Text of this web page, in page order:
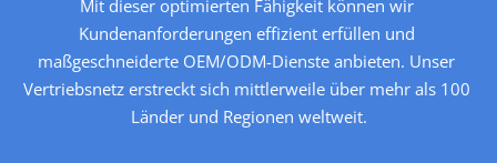
Mit dieser optimierten Fähigkeit können wir
Kundenanforderungen effizient erfüllen und
maßgeschneiderte OEM/ODM-Dienste anbieten. Unser
Vertriebsnetz erstreckt sich mittlerweile über mehr als 100
Länder und Regionen weltweit.